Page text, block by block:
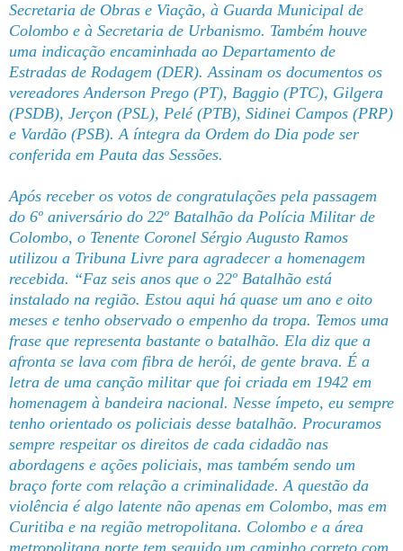
Secretaria de Obras e Viação, à Guarda Municipal de
Colombo e à Secretaria de Urbanismo. Também houve
uma indicação encaminhada ao Departamento de
Estradas de Rodagem (DER). Assinam os documentos os
vereadores Anderson Prego (PT), Baggio (PTC), Gilgera
(PSDB), Jerçon (PSL), Pelé (PTB), Sidinei Campos (PRP)
e Vardão (PSB). A íntegra da Ordem do Dia pode ser
conferida em Pauta das Sessões.
Após receber os votos de congratulações pela passagem
do 6º aniversário do 22º Batalhão da Polícia Militar de
Colombo, o Tenente Coronel Sérgio Augusto Ramos
utilizou a Tribuna Livre para agradecer a homenagem
recebida. “Faz seis anos que o 22º Batalhão está
instalado na região. Estou aqui há quase um ano e oito
meses e tenho observado o empenho da tropa. Temos uma
frase que representa bastante o batalhão. Ela diz que a
afronta se lava com fibra de herói, de gente brava. É a
letra de uma canção militar que foi criada em 1942 em
homenagem à bandeira nacional. Nesse ímpeto, eu sempre
tenho orientado os policiais desse batalhão. Procuramos
sempre respeitar os direitos de cada cidadão nas
abordagens e ações policiais, mas também sendo um
braço forte com relação a criminalidade. A questão da
violência é algo latente não apenas em Colombo, mas em
Curitiba e na região metropolitana. Colombo e a área